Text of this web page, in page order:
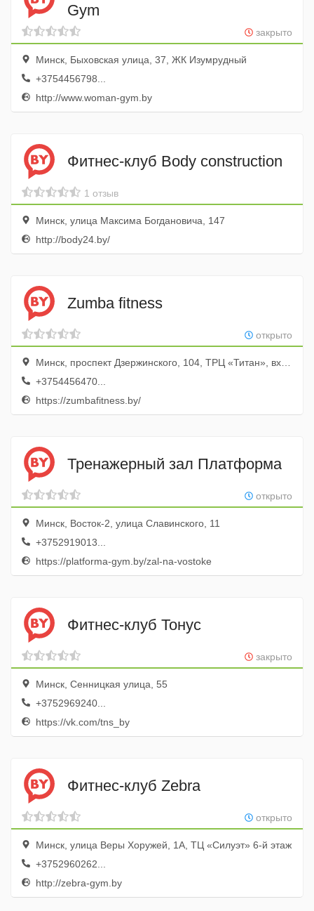
Gym
закрыто
Минск, Быховская улица, 37, ЖК Изумрудный
+3754456798...
http://www.woman-gym.by
Фитнес-клуб Body construction
1 отзыв
Минск, улица Максима Богдановича, 147
http://body24.by/
Zumba fitness
открыто
Минск, проспект Дзержинского, 104, ТРЦ «Титан», вход со стороны м-на «Евроопт» на 4 этаж
+3754456470...
https://zumbafitness.by/
Тренажерный зал Платформа
открыто
Минск, Восток-2, улица Славинского, 11
+3752919013...
https://platforma-gym.by/zal-na-vostoke
Фитнес-клуб Тонус
закрыто
Минск, Сенницкая улица, 55
+3752969240...
https://vk.com/tns_by
Фитнес-клуб Zebra
открыто
Минск, улица Веры Хоружей, 1А, ТЦ «Силуэт» 6-й этаж
+3752960262...
http://zebra-gym.by